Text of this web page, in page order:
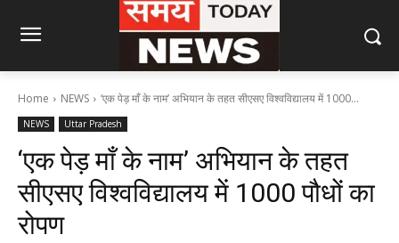
Home NEWS ‘एक पेड़ माँ के नाम’ अभियान के तहत सीएसए विश्वविद्यालय में 1000...
NEWS Uttar Pradesh
‘एक पेड़ माँ के नाम’ अभियान के तहत
सीएसए विश्वविद्यालय में 1000 पौधों का
रोपण